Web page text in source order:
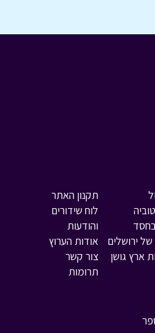
ירושלים
ארץ גושן
תקנון האתר
לוח שידורים
והודעות
אודות הערוץ
צור קשר
תרומות